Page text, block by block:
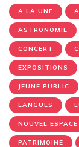
A LA UNE
ASTRONOMIE
CONCERT
EXPOSITIONS
JEUNE PUBLIC
LANGUES
NOUVEL
PATRIMOINE